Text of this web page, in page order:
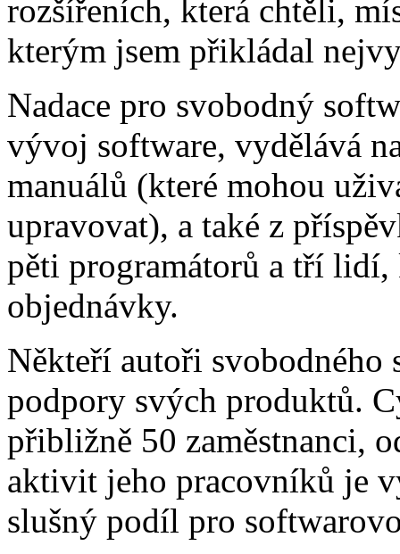
rozšířeních, která chtěli,
kterým jsem přikládal
Nadace pro svobodný
vývoj software, vydělává
manuálů (které mohou
upravovat), a také z
pěti programátorů a tří
objednávky.
Někteří autoři
podpory svých produktů.
přibližně 50 zaměstnanci,
aktivit jeho pracovníků je
slušný podíl pro